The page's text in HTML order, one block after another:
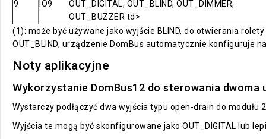
9 IO9
OUT_DIGITAL, OUT_BLIND, OUT_DIMMER,
OUT_BUZZER td>
(1): może być używane jako wyjście BLIND, do otwierania
OUT_BLIND, urządzenie DomBus automatycznie konfiguruje
Noty aplikacyjne
Wykorzystanie DomBus12 do sterowania dwoma
Wystarczy podłączyć dwa wyjścia typu open-drain do
Wyjścia te mogą być skonfigurowane jako OUT_DIGITAL lub